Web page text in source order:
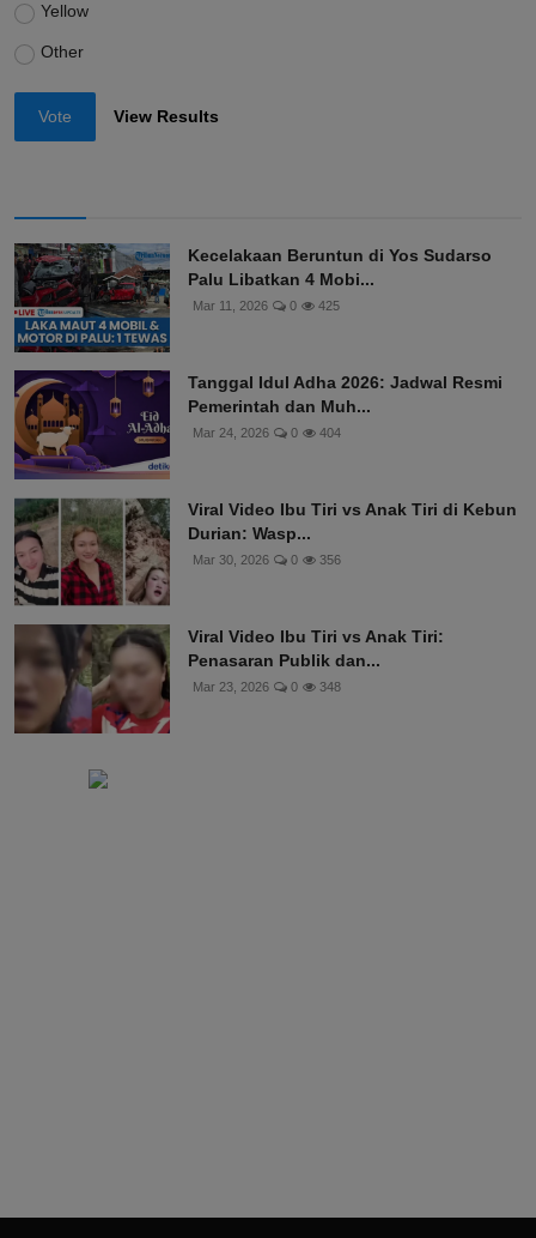
Yellow
Other
Vote View Results
Kecelakaan Beruntun di Yos Sudarso
Palu Libatkan 4 Mobi...
Mar 11, 2026 0 425
Tanggal Idul Adha 2026: Jadwal Resmi
Pemerintah dan Muh...
Mar 24, 2026 0 404
Viral Video Ibu Tiri vs Anak Tiri di Kebun
Durian: Wasp...
Mar 30, 2026 0 356
Viral Video Ibu Tiri vs Anak Tiri:
Penasaran Publik dan...
Mar 23, 2026 0 348